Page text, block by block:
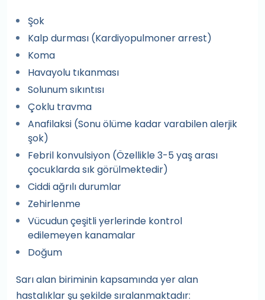
Şok
Kalp durması (Kardiyopulmoner arrest)
Koma
Havayolu tıkanması
Solunum sıkıntısı
Çoklu travma
Anafilaksi (Sonu ölüme kadar varabilen alerjik
şok)
Febril konvulsiyon (Özellikle 3-5 yaş arası
çocuklarda sık görülmektedir)
Ciddi ağrılı durumlar
Zehirlenme
Vücudun çeşitli yerlerinde kontrol
edilemeyen kanamalar
Doğum
Sarı alan biriminin kapsamında yer alan
hastalıklar şu şekilde sıralanmaktadır: